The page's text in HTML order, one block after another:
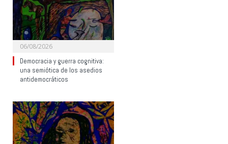
06/08/2026
Democracia y guerra cognitiva:
una semiótica de los asedios
antidemocráticos